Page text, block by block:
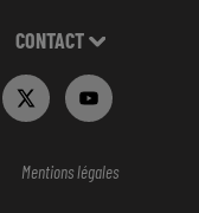
CONTACT
Mentions légales